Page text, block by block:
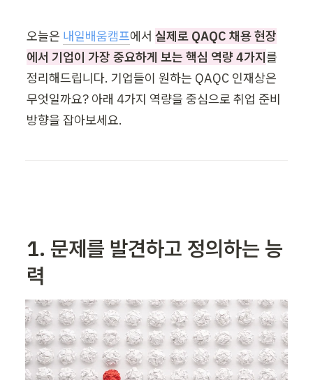
오늘은 내일배움캠프에서 실제로 QAQC 채용 현장
에서 기업이 가장 중요하게 보는 핵심 역량 4가지를
정리해드립니다. 기업들이 원하는 QAQC 인재상은
무엇일까요? 아래 4가지 역량을 중심으로 취업 준비
방향을 잡아보세요.
1. 문제를 발견하고 정의하는 능
력